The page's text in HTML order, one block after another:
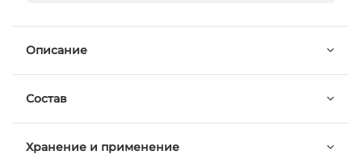
Описание
Состав
Хранение и применение